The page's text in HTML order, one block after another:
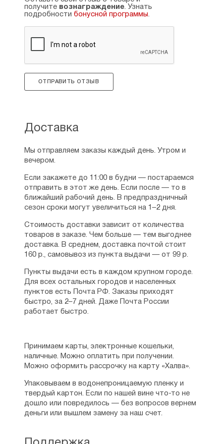
СПИСОК ПУБЛИКАЦИЙ:
Серебряков Н.С. Основы Православия:
М.: Изд-во ПСТГУ, 2010. − 333 с.
Никулина Е.Н. Серебрякова Ю.В.
Аттестационная работа по программе
профессиональной подготовки «Теология».
– Изд.2-е, испр. и доп. – М.: Изд-во ПСТГУ,
Статьи:
Никулина Е.Н. Понятие личности в
антропологии святителя Феофана
Педагогика. Психология. − 2007. − №2(5). −
С.165-178.
Никулина Е.Н. К.Д. Ушинский о значении Н.И.
Пирогова для отечественной педагогики //
Педагогическое наследие Н.И. Пирогова и
Никулина Е.Н. К.Д. Ушинский о значении Н.И.
Пирогова для отечественной педагогики //
Вестник ПСТГУ: IV. Педагогика. Психология.
Никулина Е.Н. Понятие личности в
педагогическом наследии К.Д. Ушинского //
как объект педагогического воздействия
получите вознаграждение. Узнать
подробности бонусной программы.
ОТПРАВИТЬ ОТЗЫВ
Доставка
Мы отправляем заказы каждый день. Утром и
вечером.
Если закажете до 11:00 в будни — постараемся
отправить в этот же день. Если после — то в
ближайший рабочий день. В предпраздничный
сезон сроки могут увеличиться на 1–2 дня.
Стоимость доставки зависит от количества
товаров в заказе. Чем больше — тем выгоднее
доставка. В среднем, доставка почтой стоит
160 р., самовывоз из пункта выдачи — от 99 р.
Пункты выдачи есть в каждом крупном городе.
Для всех остальных городов и населенных
пунктов есть Почта РФ. Заказы приходят
быстро, за 2–7 дней. Даже Почта России
работает быстро.
Принимаем карты, электронные кошельки,
наличные. Можно оплатить при получении.
Можно оформить рассрочку на карту «Халва».
Упаковываем в водонепроницаемую пленку и
твердый картон. Если по нашей вине что-то не
дошло или повредилось — без вопросов вернем
деньги или вышлем замену за наш счет.